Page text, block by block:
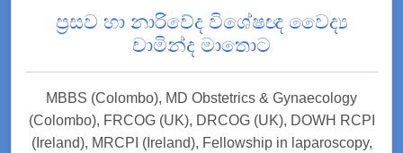
ප්‍රසව හා නාරිවේද විශේෂඥ වෛද්‍ය
චාමින්ද මාතොට
MBBS (Colombo), MD Obstetrics & Gynaecology
(Colombo), FRCOG (UK), DRCOG (UK), DOWH RCPI
(Ireland), MRCPI (Ireland), Fellowship in laparoscopy,